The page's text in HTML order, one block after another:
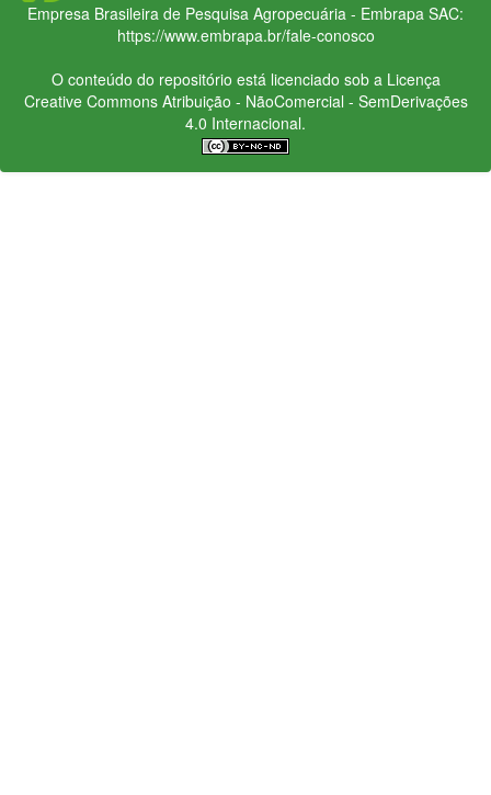
Empresa Brasileira de Pesquisa Agropecuária - Embrapa SAC:
https://www.embrapa.br/fale-conosco
O conteúdo do repositório está licenciado sob a Licença
Creative CommonsAtribuição - NãoComercial - SemDerivações
4.0 Internacional.